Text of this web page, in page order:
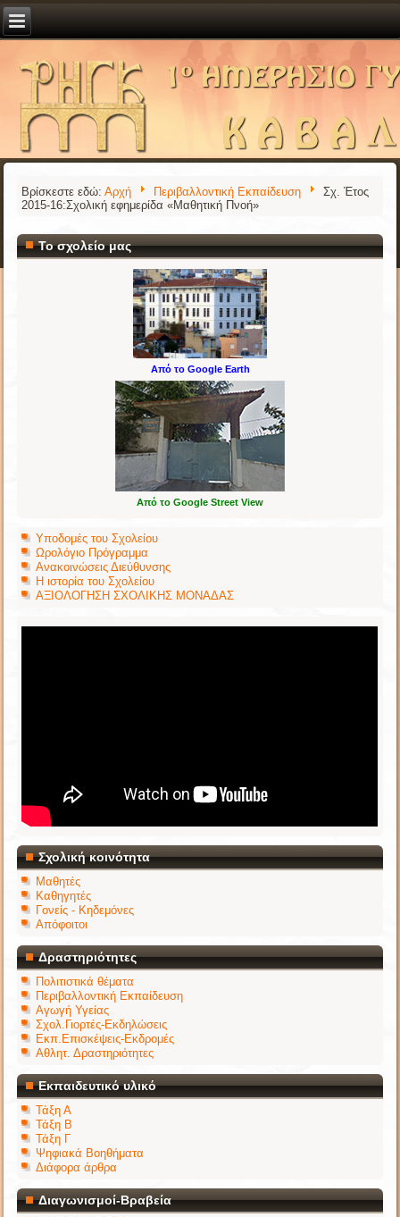
Βρίσκεστε εδώ:Αρχή Περιβαλλοντική Εκπαίδευση
Σχ. Έτος
2015-16:Σχολική εφημερίδα «Μαθητική Πνοή»
Το σχολείο μας
Από το Google Earth
Από το Google Street View
Υποδομές του Σχολείου
Ωρολόγιο Πρόγραμμα
Ανακοινώσεις Διεύθυνσης
Η ιστορία του Σχολείου
ΑΞΙΟΛΟΓΗΣΗ ΣΧΟΛΙΚΗΣ ΜΟΝΑΔΑΣ
Σχολική κοινότητα
Μαθητές
Καθηγητές
Γονείς - Κηδεμόνες
Απόφοιτοι
Δραστηριότητες
Πολιτιστικά θέματα
Περιβαλλοντική Εκπαίδευση
Αγωγή Υγείας
Σχολ.Γιορτές-Εκδηλώσεις
Εκπ.Επισκέψεις-Εκδρομές
Αθλητ. Δραστηριότητες
Εκπαιδευτικό υλικό
Τάξη Α
Τάξη Β
Τάξη Γ
Ψηφιακά Βοηθήματα
Διάφορα άρθρα
Διαγωνισμοί-Βραβεία